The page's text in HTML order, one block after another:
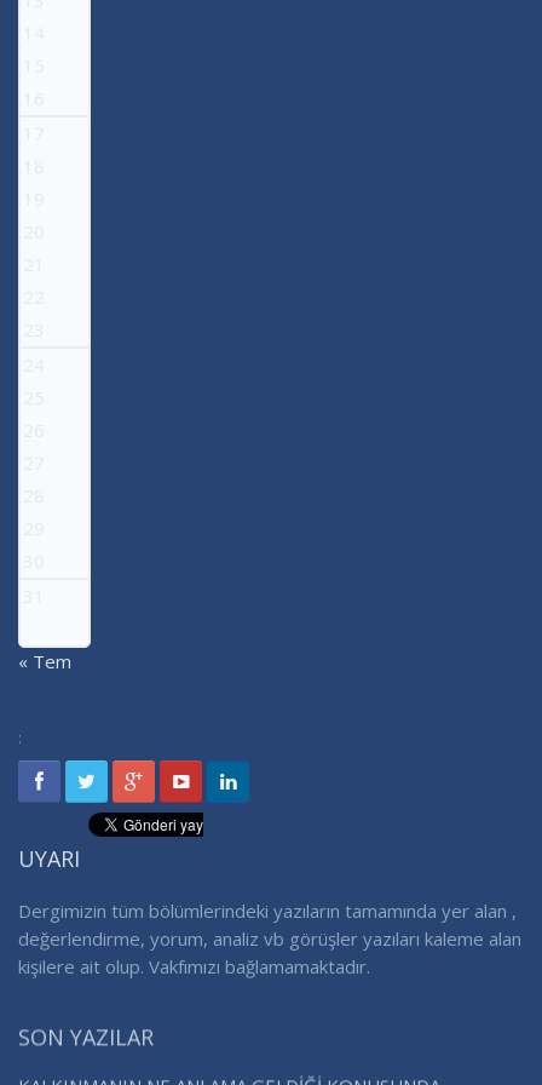
14
15
16
17
18
19
20
21
22
23
24
25
26
27
28
29
30
31
« Tem
:
UYARI
Dergimizin tüm bölümlerindeki yazıların tamamında yer alan ,
değerlendirme, yorum, analiz vb görüşler yazıları kaleme alan
kişilere ait olup. Vakfımızı bağlamamaktadır.
SON YAZILAR